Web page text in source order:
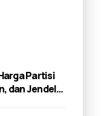
Partisi
dan Jendela